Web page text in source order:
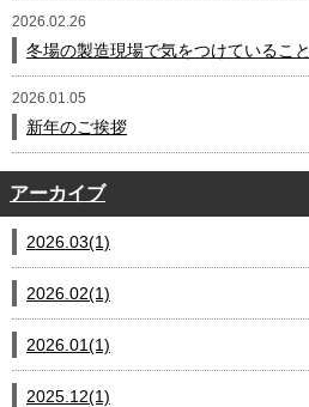
2026.02.26
冬場の製造現場で気をつけていること
2026.01.05
新年のご挨拶
アーカイブ
2026.03(1)
2026.02(1)
2026.01(1)
2025.12(1)